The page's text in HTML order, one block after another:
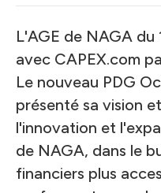
L'AGE de NAGA du
avec CAPEX.com
Le nouveau PDG
présenté sa vision
l'innovation et
de NAGA, dans le
financiers plus